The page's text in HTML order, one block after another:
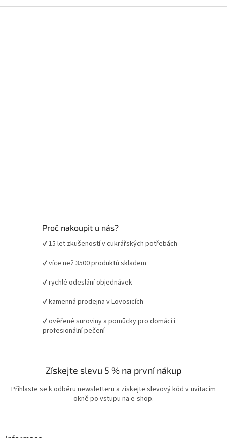
Proč nakoupit u nás?
✔ 15 let zkušeností v cukrářských potřebách
✔ více než 3500 produktů skladem
✔ rychlé odeslání objednávek
✔ kamenná prodejna v Lovosicích
✔ ověřené suroviny a pomůcky pro domácí i
profesionální pečení
Získejte slevu 5 % na první nákup
Přihlaste se k odběru newsletteru a získejte slevový kód v uvítacím
okně po vstupu na e-shop.